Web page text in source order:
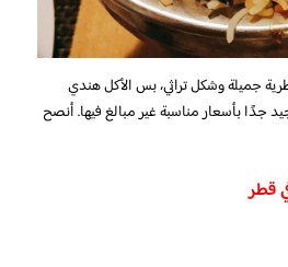
جميلة وشكل تراثي، بس الأكل هندي
جدًا بأسعار مناسبة غير مبالغ فيها. أنصح
قطر